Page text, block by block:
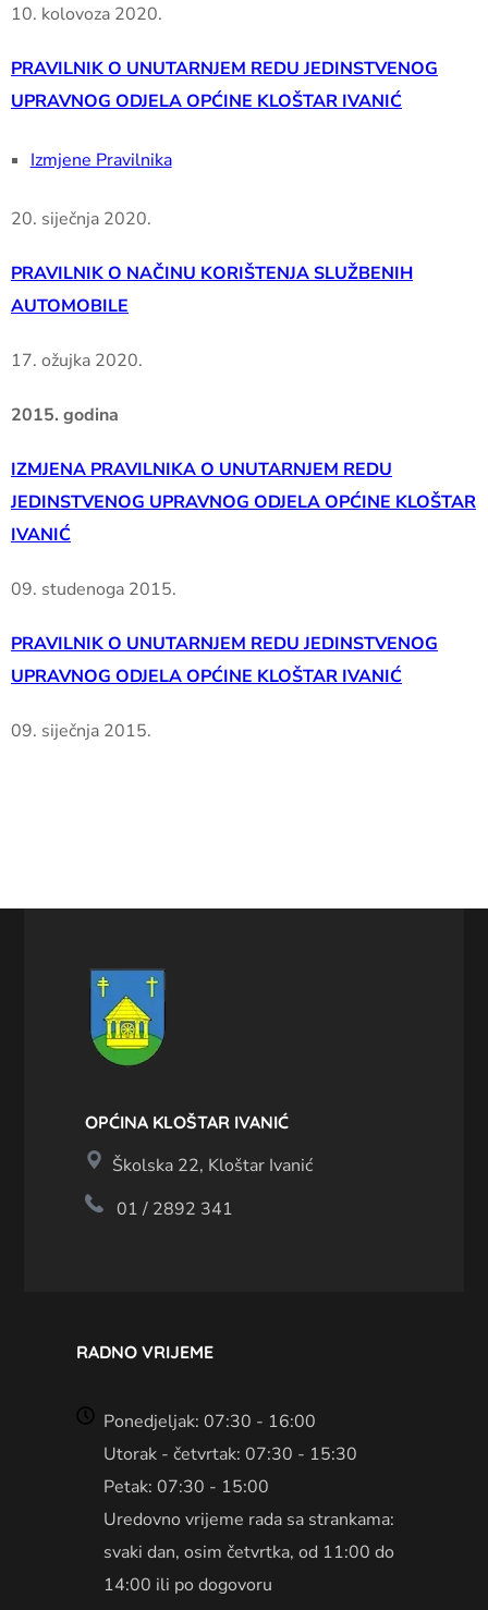
10. kolovoza 2020.
PRAVILNIK O UNUTARNJEM REDU JEDINSTVENOG
UPRAVNOG ODJELA OPĆINE KLOŠTAR IVANIĆ
Izmjene Pravilnika
20. siječnja 2020.
PRAVILNIK O NAČINU KORIŠTENJA SLUŽBENIH
AUTOMOBILE
17. ožujka 2020.
2015. godina
IZMJENA PRAVILNIKA O UNUTARNJEM REDU
JEDINSTVENOG UPRAVNOG ODJELA OPĆINE KLOŠTAR
IVANIĆ
09. studenoga 2015.
PRAVILNIK O UNUTARNJEM REDU JEDINSTVENOG
UPRAVNOG ODJELA OPĆINE KLOŠTAR IVANIĆ
09. siječnja 2015.
OPĆINA KLOŠTAR IVANIĆ
Školska 22, Kloštar Ivanić
01 / 2892 341
RADNO VRIJEME
Ponedjeljak: 07:30 - 16:00
Utorak - četvrtak: 07:30 - 15:30
Petak: 07:30 - 15:00
Uredovno vrijeme rada sa strankama:
svaki dan, osim četvrtka, od 11:00 do
14:00 ili po dogovoru